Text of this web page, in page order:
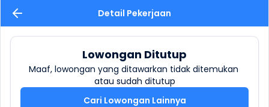
Detail Pekerjaan
Lowongan Ditutup
Maaf, lowongan yang ditawarkan tidak ditemukan
atau sudah ditutup
Cari Lowongan Lainnya